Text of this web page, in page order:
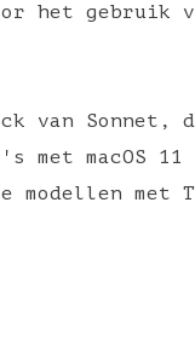
het gebruik
van
met macOS
met